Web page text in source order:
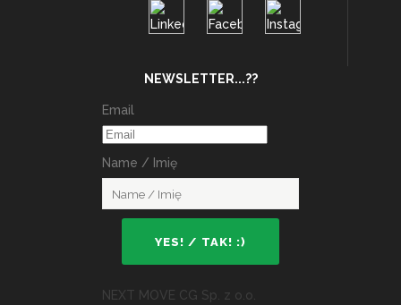
NEWSLETTER...??
Email
Name / Imię
NEXT MOVE CG Sp. z o.o.